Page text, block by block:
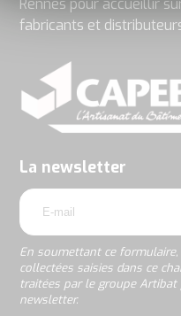
Rennes pour accueillir
fabricants et
La newsletter
email
En soumettant ce
collectées saisies dans ce
traitées par le groupe
newsletter.
En
soumettant
j’accepte
les
informations
dans
ce
champ
soient